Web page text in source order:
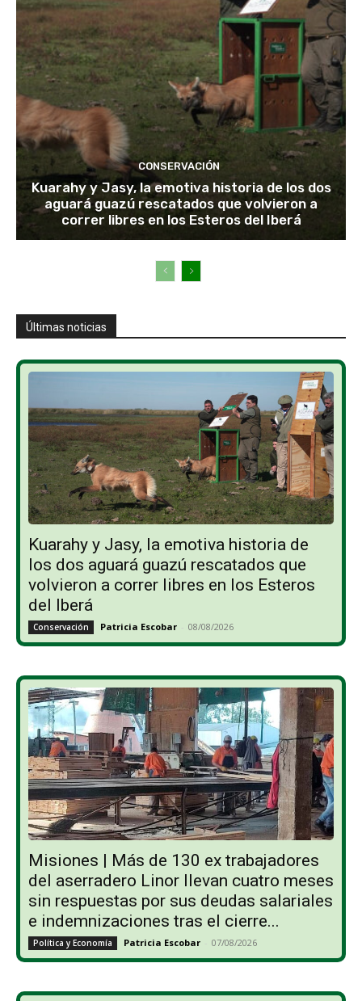
CONSERVACIÓN
Kuarahy y Jasy, la emotiva historia de los dos
aguará guazú rescatados que volvieron a
correr libres en los Esteros del Iberá
Últimas noticias
Kuarahy y Jasy, la emotiva historia de
los dos aguará guazú rescatados que
volvieron a correr libres en los Esteros
del Iberá
Conservación Patricia Escobar - 08/08/2026
Misiones | Más de 130 ex trabajadores
del aserradero Linor llevan cuatro meses
sin respuestas por sus deudas salariales
e indemnizaciones tras el cierre...
Política y Economía Patricia Escobar - 07/08/2026